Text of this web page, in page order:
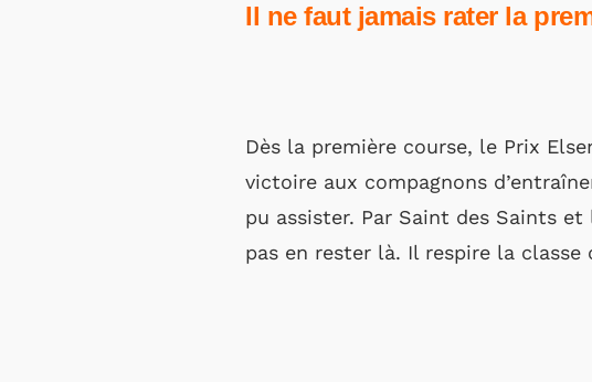
Il ne faut jamais rater la
Dès la première course, le Prix
victoire aux compagnons
pu assister. Par Saint des Saints
pas en rester là. Il respire la classe